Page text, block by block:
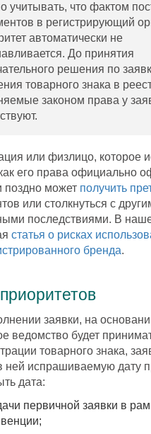
учитывать, что фактом
в регистрирующий
автоматически не
До принятия
решения по
товарного знака в
законом права у
или физлицо, которое
его права официально
поздно может получить
или столкнуться с
последствиями. В
статья о рисках
бренда.
заявки, на
ведомство будет
товарного знака,
ней испрашиваемую дату
дата:
первичной заявки в